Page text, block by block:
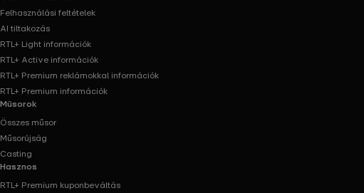
Felhasználási feltételek
AI tiltakozás
RTL+ Light információk
RTL+ Active információk
RTL+ Premium reklámokkal információk
RTL+ Premium információk
Műsorok
Összes műsor
Műsorújság
Casting
Hasznos
RTL+ Premium kuponbeváltás